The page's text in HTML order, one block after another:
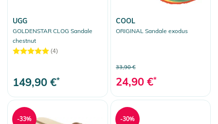
UGG
GOLDENSTAR CLOG Sandale
chestnut
(4)
149,90 €*
COOL
ORIGINAL Sandale exodus
33,90 €
24,90 €*
-33% -30%